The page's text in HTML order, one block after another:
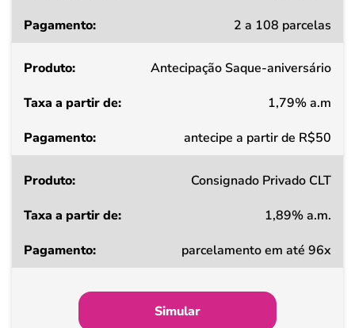
a
de
Pagamento
2 a 108 parcelas
Antecipação Saque-aniversário
1,79% a.m
antecipe a partir de R$50
Consignado Privado CLT
1,89% a.m.
parcelamento em até 96x
Simular